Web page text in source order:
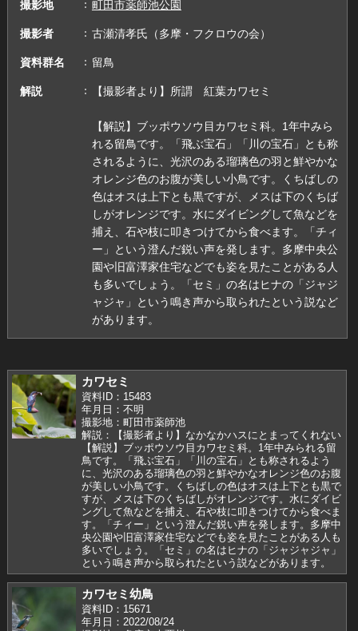
撮影地 町田市薬師池公園
撮影者 古瀬清孝氏（多摩・フクロウの会）
資料群名 留鳥
解説 【撮影者より】所謂 紅葉カワセミ
【解説】ブッポウソウ目カワセミ科。1年中みら
れる留鳥です。「飛ぶ宝石」「川の宝石」とも称
されるように、光沢のある瑠璃色の羽と鮮やかな
オレンジ色のお腹が美しい小鳥です。くちばしの
色はオスは上下とも黒ですが、メスは下のくちば
しがオレンジです。水にダイビングして魚などを
捕え、石や枝に叩きつけてから食べます。「チィ
ー」という澄んだ鋭い声を発します。多摩中央公
園や旧富澤家住宅などでも姿を見たことがある人
も多いでしょう。「セミ」の名はヒナの「ジャジ
ャジャ」という鳴き声から取られたという説など
があります。
カワセミ
資料ID：15483
年月日：不明
撮影地：町田市薬師池
解説：【撮影者より】なかなかハスにとまってくれない
【解説】ブッポウソウ目カワセミ科。1年中みられる留
鳥です。「飛ぶ宝石」「川の宝石」とも称されるよう
に、光沢のある瑠璃色の羽と鮮やかなオレンジ色のお腹
が美しい小鳥です。くちばしの色はオスは上下とも黒で
すが、メスは下のくちばしがオレンジです。水にダイビ
ングして魚などを捕え、石や枝に叩きつけてから食べま
す。「チィー」という澄んだ鋭い声を発します。多摩中
央公園や旧富澤家住宅などでも姿を見たことがある人も
多いでしょう。「セミ」の名はヒナの「ジャジャジャ」
という鳴き声から取られたという説などがあります。
カワセミ幼鳥
資料ID：15671
年月日：2022/08/24